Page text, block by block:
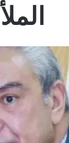
الملأ